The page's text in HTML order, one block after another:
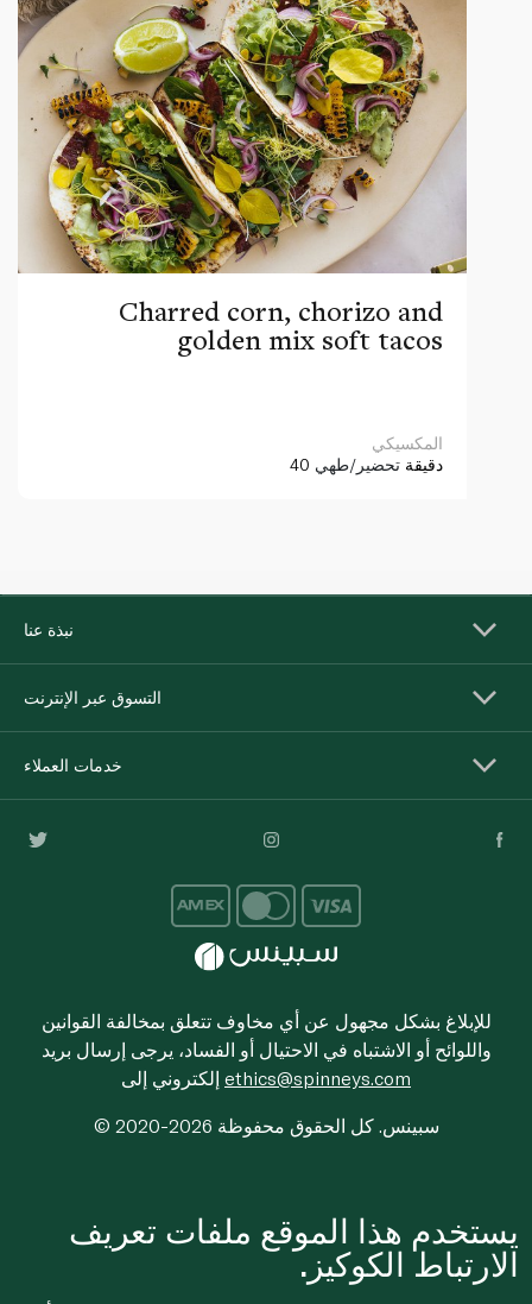
Charred corn, chorizo and
golden mix soft tacos
المكسيكي
40 دقيقة تحضير/طهي
نبذة عنا
التسوق عبر الإنترنت
خدمات العملاء
للإبلاغ بشكل مجهول عن أي مخاوف تتعلق بمخالفة القوانين
واللوائح أو الاشتباه في الاحتيال أو الفساد، يرجى إرسال بريد
ethics@spinneys.com
© 2020-2026 سبينس. كل الحقوق محفوظة
يستخدم هذا الموقع ملفات تعريف
الارتباط الكوكيز.